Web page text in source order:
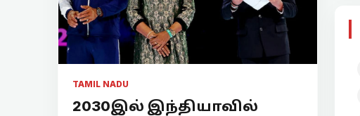
TAMIL NADU
2030இல் இந்தியாவில்